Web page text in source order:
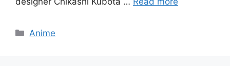
Categories
Anime